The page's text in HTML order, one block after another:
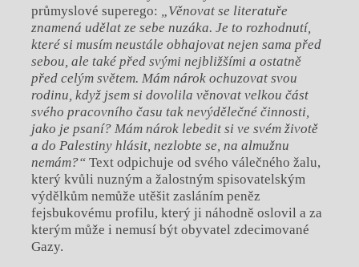
průmyslové superego: „Věnovat se literatuře
znamená udělat ze sebe nuzáka. Je to rozhodnutí,
které si musím neustále obhajovat nejen sama před
sebou, ale také před svými nejbližšími a ostatně
před celým světem. Mám nárok ochuzovat svou
rodinu, když jsem si dovolila věnovat velkou část
svého pracovního času tak nevýdělečné činnosti,
jako je psaní? Mám nárok lebedit si ve svém životě
a do Palestiny hlásit, nezlobte se, na almužnu
nemám?“Text odpichuje od svého válečného žalu,
který kvůli nuzným a žalostným spisovatelským
výdělkům nemůže utěšit zasláním peněz
fejsbukovému profilu, který ji náhodně oslovil a za
kterým může i nemusí být obyvatel zdecimované
Gazy.